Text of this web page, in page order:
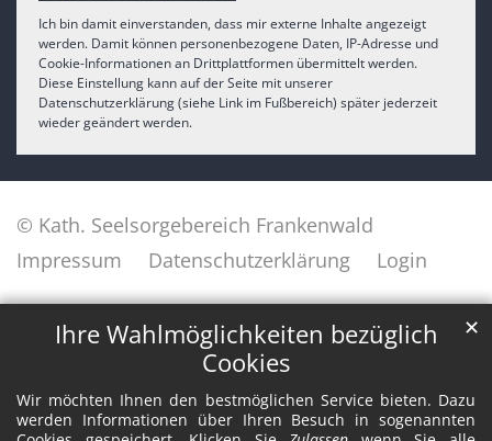
Ihre Wahlmöglichkeiten bezüglich
Cookies
Wir möchten Ihnen den bestmöglichen Service bieten. Dazu
werden Informationen über Ihren Besuch in sogenannten
✕
Ich bin damit einverstanden, dass mir externe Inhalte angezeigt
werden. Damit können personenbezogene Daten, IP-Adresse und
Cookie-Informationen an Drittplattformen übermittelt werden.
Diese Einstellung kann auf der Seite mit unserer
Datenschutzerklärung (siehe Link im Fußbereich) später jederzeit
wieder geändert werden.
© Kath. Seelsorgebereich Frankenwald
Impressum
Datenschutzerklärung Login